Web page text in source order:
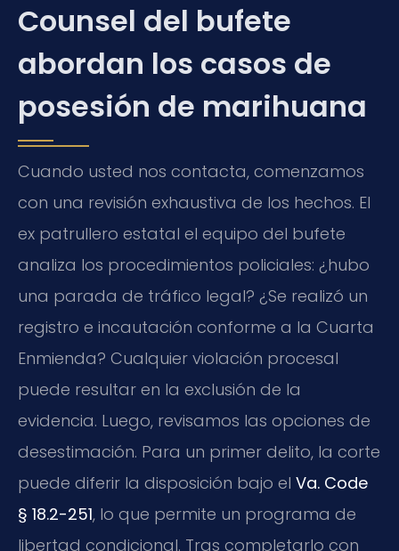
Counsel del bufete
abordan los casos de
posesión de marihuana
Cuando usted nos contacta, comenzamos
con una revisión exhaustiva de los hechos. El
ex patrullero estatal el equipo del bufete
analiza los procedimientos policiales: ¿hubo
una parada de tráfico legal? ¿Se realizó un
registro e incautación conforme a la Cuarta
Enmienda? Cualquier violación procesal
puede resultar en la exclusión de la
evidencia. Luego, revisamos las opciones de
desestimación. Para un primer delito, la corte
puede diferir la disposición bajo el Va. Code
§ 18.2-251, lo que permite un programa de
libertad condicional. Tras completarlo con